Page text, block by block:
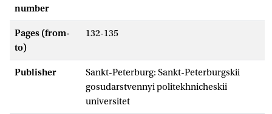
number
Pages (from-
to)
132-135
Publisher
Sankt-Peterburg: Sankt-Peterburgskii
gosudarstvennyi politekhnicheskii
universitet